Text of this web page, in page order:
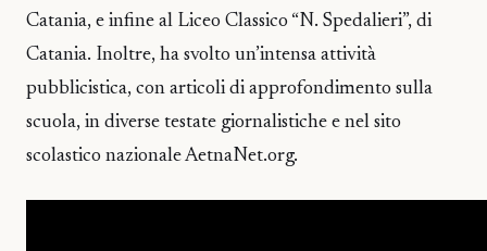
Catania, e infine al Liceo Classico “N. Spedalieri”, di
Catania. Inoltre, ha svolto un’intensa attività
pubblicistica, con articoli di approfondimento sulla
scuola, in diverse testate giornalistiche e nel sito
scolastico nazionale AetnaNet.org.